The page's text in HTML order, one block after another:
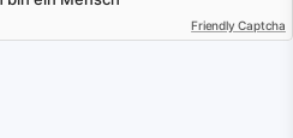
Friendly Captcha